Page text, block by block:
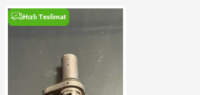
Hızlı Teslimat